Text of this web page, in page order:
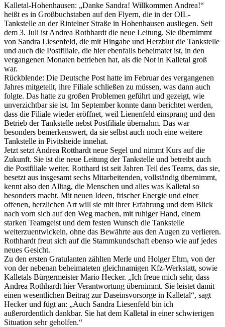
Kalletal-Hohenhausen: „Danke Sandra! Willkommen Andrea!“
heißt es in Großbuchstaben auf den Flyern, die in der OIL-
Tankstelle an der Rintelner Straße in Hohenhausen ausliegen. Seit
dem 3. Juli ist Andrea Rothhardt die neue Leitung. Sie übernimmt
von Sandra Liesenfeld, die mit Hingabe und Herzblut die Tankstelle
und auch die Postfiliale, die hier ebenfalls beheimatet ist, in den
vergangenen Monaten betrieben hat, als die Not in Kalletal groß
war.
Rückblende: Die Deutsche Post hatte im Februar des vergangenen
Jahres mitgeteilt, ihre Filiale schließen zu müssen, was dann auch
folgte. Das hatte zu großen Problemen geführt und gezeigt, wie
unverzichtbar sie ist. Im September konnte dann berichtet werden,
dass die Filiale wieder eröffnet, weil Lienenfeld einsprang und den
Betrieb der Tankstelle nebst Postfiliale übernahm. Das war
besonders bemerkenswert, da sie selbst auch noch eine weitere
Tankstelle in Pivitsheide innehat.
Jetzt setzt Andrea Rotthardt neue Segel und nimmt Kurs auf die
Zukunft. Sie ist die neue Leitung der Tankstelle und betreibt auch
die Postfiliale weiter. Rotthard ist seit Jahren Teil des Teams, das sie,
besetzt aus insgesamt sechs Mitarbeitenden, vollständig übernimmt,
kennt also den Alltag, die Menschen und alles was Kalletal so
besonders macht. Mit neuen Ideen, frischer Energie und einer
offenen, herzlichen Art will sie mit ihrer Erfahrung und dem Blick
nach vorn sich auf den Weg machen, mit ruhiger Hand, einem
starken Teamgeist und dem festen Wunsch die Tankstelle
weiterzuentwickeln, ohne das Bewährte aus den Augen zu verlieren.
Rothhardt freut sich auf die Stammkundschaft ebenso wie auf jedes
neues Gesicht.
Zu den ersten Gratulanten zählten Merle und Holger Ehm, von der
von der nebenan beheimateten gleichnamigen Kfz-Werkstatt, sowie
Kalletals Bürgermeister Mario Hecker. „Ich freue mich sehr, dass
Andrea Rothhardt hier Verantwortung übernimmt. Sie leistet damit
einen wesentlichen Beitrag zur Daseinsvorsorge in Kalletal“, sagt
Hecker und fügt an: „Auch Sandra Liesenfeld bin ich
außerordentlich dankbar. Sie hat dem Kalletal in einer schwierigen
Situation sehr geholfen.“